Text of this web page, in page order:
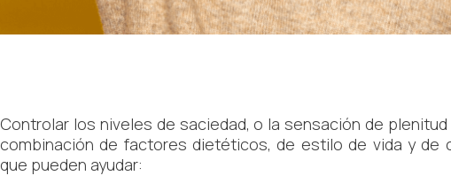
Controlar los niveles de saciedad, o la sensación de
combinación de factores dietéticos, de estilo de vida y de
que pueden ayudar: